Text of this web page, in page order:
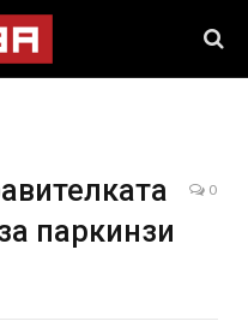
паркинзи
0